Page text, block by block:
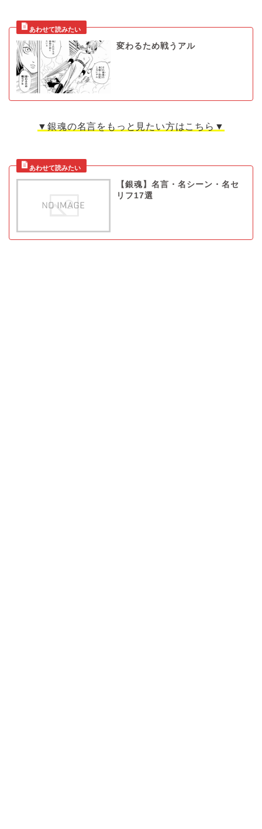
変わるため戦うアル
▼銀魂の名言をもっと見たい方はこちら▼
【銀魂】名言・名シーン・名セ
リフ17選